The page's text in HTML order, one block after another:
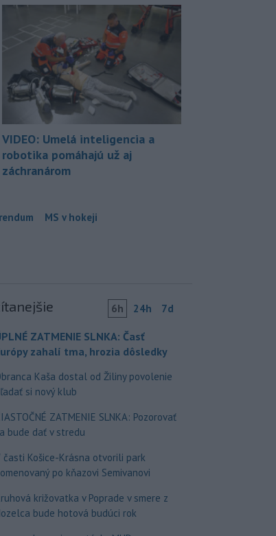
VIDEO: Umelá inteligencia a
robotika pomáhajú už aj
záchranárom
MS v hokeji
6h 24h 7d
ZATMENIE SLNKA: Časť
zahalí tma, hrozia dôsledky
Kaša dostal od Žiliny povolenie
si nový klub
ZATMENIE SLNKA: Pozorovať
bude dať v stredu
časti Košice-Krásna otvorili park
po kňazovi Semivanovi
križovatka v Poprade v smere z
bude hotová budúci rok